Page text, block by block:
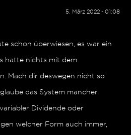
5. März 2022 - 01:08
schon überwiesen, es war ein
hatte nichts mit dem
Mach dir deswegen nicht so
das System mancher
Dividende oder
welcher Form auch immer,